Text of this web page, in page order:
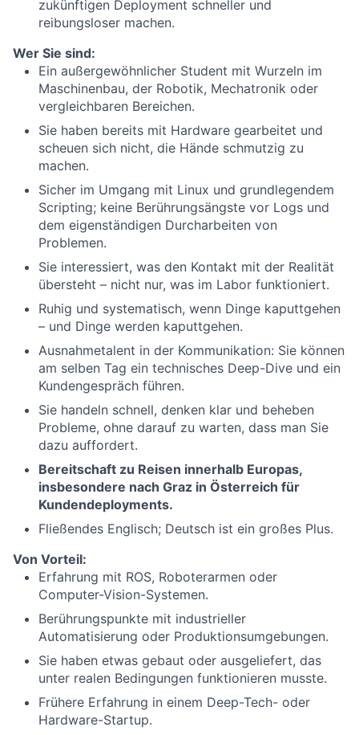
zukünftigen Deployment schneller und
reibungsloser machen.
Wer Sie sind:
Ein außergewöhnlicher Student mit Wurzeln im
Maschinenbau, der Robotik, Mechatronik oder
vergleichbaren Bereichen.
Sie haben bereits mit Hardware gearbeitet und
scheuen sich nicht, die Hände schmutzig zu
machen.
Sicher im Umgang mit Linux und grundlegendem
Scripting; keine Berührungsängste vor Logs und
dem eigenständigen Durcharbeiten von
Problemen.
Sie interessiert, was den Kontakt mit der Realität
übersteht – nicht nur, was im Labor funktioniert.
Ruhig und systematisch, wenn Dinge kaputtgehen
– und Dinge werden kaputtgehen.
Ausnahmetalent in der Kommunikation: Sie können
am selben Tag ein technisches Deep-Dive und ein
Kundengespräch führen.
Sie handeln schnell, denken klar und beheben
Probleme, ohne darauf zu warten, dass man Sie
dazu auffordert.
Bereitschaft zu Reisen innerhalb Europas,
insbesondere nach Graz in Österreich für
Kundendeployments.
Fließendes Englisch; Deutsch ist ein großes Plus.
Von Vorteil:
Erfahrung mit ROS, Roboterarmen oder
Computer-Vision-Systemen.
Berührungspunkte mit industrieller
Automatisierung oder Produktionsumgebungen.
Sie haben etwas gebaut oder ausgeliefert, das
unter realen Bedingungen funktionieren musste.
Frühere Erfahrung in einem Deep-Tech- oder
Hardware-Startup.